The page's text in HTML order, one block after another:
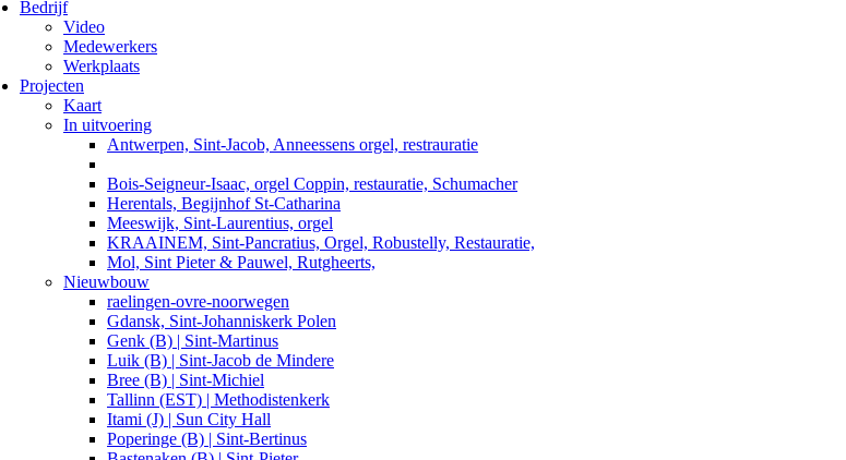
Bedrijf
Video
Medewerkers
Werkplaats
Projecten
Kaart
In uitvoering
Antwerpen, Sint-Jacob, Anneessens orgel, restrauratie
Bois-Seigneur-Isaac, orgel Coppin, restauratie, Schumacher
Herentals, Begijnhof St-Catharina
Meeswijk, Sint-Laurentius, orgel
KRAAINEM, Sint-Pancratius, Orgel, Robustelly, Restauratie,
Mol, Sint Pieter & Pauwel, Rutgheerts,
Nieuwbouw
raelingen-ovre-noorwegen
Gdansk, Sint-Johanniskerk Polen
Genk (B) | Sint-Martinus
Luik (B) | Sint-Jacob de Mindere
Bree (B) | Sint-Michiel
Tallinn (EST) | Methodistenkerk
Itami (J) | Sun City Hall
Poperinge (B) | Sint-Bertinus